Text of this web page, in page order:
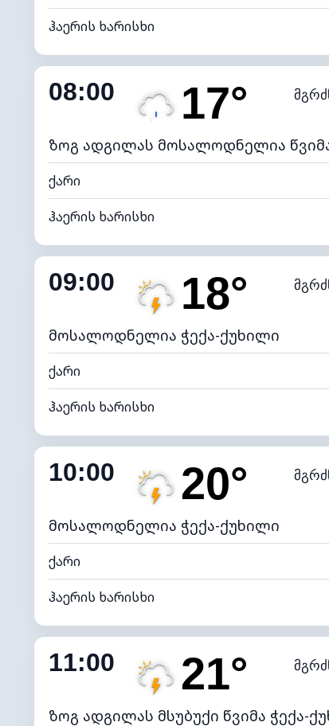
ჰაერის ხარისხი
შიდა ტენიანობა
ნამის წერტილი
განათების ინდექსი
08:00 17°
ზოგ ადგილას მოსალოდნელია
ქარი
ჰაერის ხარისხი
შიდა ტენიანობა
ნამის წერტილი
განათების ინდექსი
09:00 18°
მოსალოდნელია ჭექა-ქუხილი
ქარი
ჰაერის ხარისხი
შიდა ტენიანობა
ნამის წერტილი
განათების ინდექსი
10:00 20°
მოსალოდნელია ჭექა-ქუხილი
ქარი
ჰაერის ხარისხი
შიდა ტენიანობა
ნამის წერტილი
განათების ინდექსი 4
11:00 21°
ზოგ ადგილას მსუბუქი წვიმა ჭექა-